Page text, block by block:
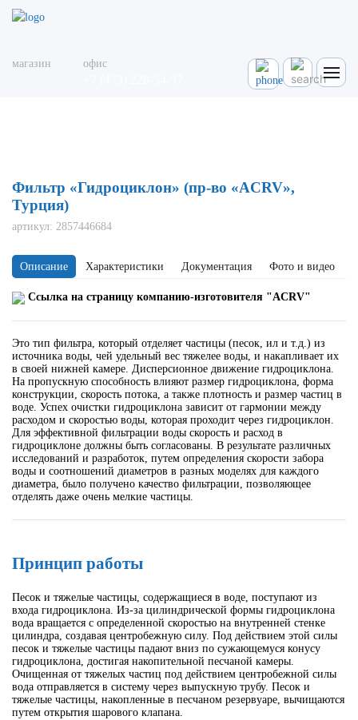
магазин офис
Фильтр «Гидроциклон» (пр-во «ACRV»,
Турция)
артикул: 2857446684
Описание Характеристики Документация Фото и видео
Ссылка на страницу компанию-изготовителя "ACRV"
Это тип фильтра, который отделяет частицы (песок, ил и т.д.) из
источника воды, чей удельный вес тяжелее воды, и накапливает их
в своей нижней камере. Дисперсионное движение гидроциклона.
На пропускную способность влияют размер гидроциклона, форма
конструкции, скорость потока, а также плотность и размер частиц в
воде. Успех очистки гидроциклона зависит от гармонии между
расходом и скоростью воды, которая проходит через гидроциклон.
Для эффективной фильтрации воды скорость и расход в
гидроциклоне должны быть согласованы. В результате различных
исследований и разработок, путем определения скорости забора
воды и соотношений диаметров в разных моделях для каждого
диаметра, было получено качество фильтрации, позволяющее
отделять даже очень мелкие частицы.
Принцип работы
Песок и тяжелые частицы, содержащиеся в воде, поступают из
входа гидроциклона. Из-за цилиндрической формы гидроциклона
вода вращается с определенной скоростью на внутренней стенке
цилиндра, создавая центробежную силу. Под действием этой силы
песок и тяжелые частицы падают вниз по сужающемуся конусу
гидроциклона, достигая накопительной песчаной камеры.
Очищенная от тяжелых частиц под действием центробежной силы
вода отправляется в систему через выпускную трубу. Песок и
тяжелые частицы, накопленные в песчаном резервуаре, вычищаются
путем открытия шарового клапана.